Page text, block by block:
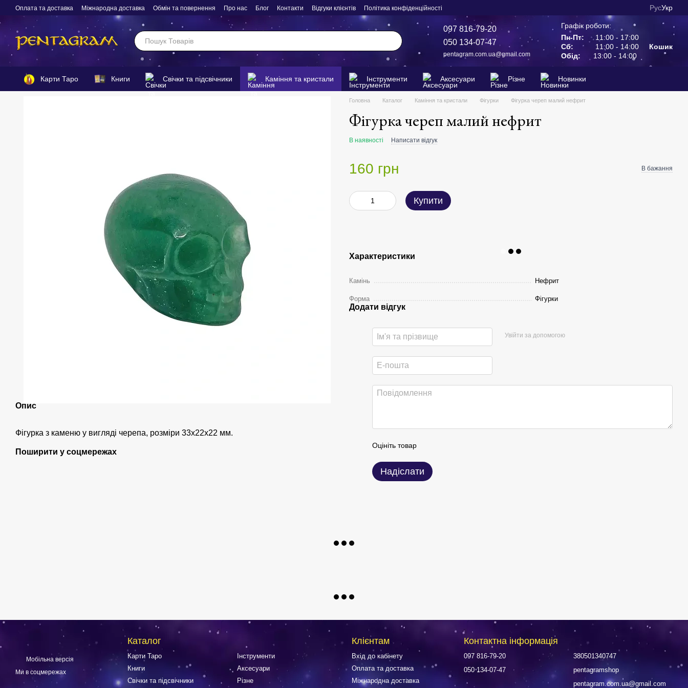
Перейти до основного контенту
Оплата та доставка Міжнародна доставка Обмін та повернення Про нас Блог Контакти Відгуки клієнтів Політика конфіденційності РусУкр
097 816-79-20
050 134-07-47
pentagram.com.ua@gmail.com
Графік роботи:
Пн-Пт:
11:00 - 17:00
Сб:
11:00 - 14:00
Обід:
13:00 - 14:00
Кошик
Карти Таро Книги Свічки та підсвічники Каміння та кристали Інструменти Аксесуари Різне Новинки
Опис
Фігурка з каменю у вигляді черепа, розміри 33х22х22 мм.
Поширити у соцмережах
Головна Каталог Каміння та кристали Фігурки Фігурка череп малий нефрит
Фігурка череп малий нефрит
В наявності Написати відгук
160 грн В бажання
Купити
Характеристики
Камінь Нефрит
Форма Фігурки
Додати відгук
Увійти за допомогою
Оцініть товар
Надіслати
Мобільна версія
Ми в соцмережах
Каталог
Карти Таро
Книги
Свічки та підсвічники
Інструменти
Аксесуари
Різне
Клієнтам
Вхід до кабінету
Оплата та доставка
Міжнародна доставка
Контактна інформація
097 816-79-20
050 134-07-47
380501340747
pentagramshop
pentagram.com.ua@gmail.com